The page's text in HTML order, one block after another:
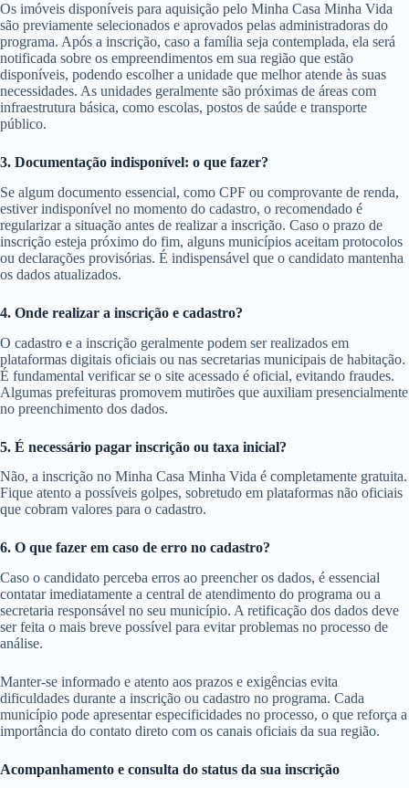
Os imóveis disponíveis para aquisição pelo Minha Casa Minha Vida
são previamente selecionados e aprovados pelas administradoras do
programa. Após a inscrição, caso a família seja contemplada, ela será
notificada sobre os empreendimentos em sua região que estão
disponíveis, podendo escolher a unidade que melhor atende às suas
necessidades. As unidades geralmente são próximas de áreas com
infraestrutura básica, como escolas, postos de saúde e transporte
público.
3. Documentação indisponível: o que fazer?
Se algum documento essencial, como CPF ou comprovante de renda,
estiver indisponível no momento do cadastro, o recomendado é
regularizar a situação antes de realizar a inscrição. Caso o prazo de
inscrição esteja próximo do fim, alguns municípios aceitam protocolos
ou declarações provisórias. É indispensável que o candidato mantenha
os dados atualizados.
4. Onde realizar a inscrição e cadastro?
O cadastro e a inscrição geralmente podem ser realizados em
plataformas digitais oficiais ou nas secretarias municipais de habitação.
É fundamental verificar se o site acessado é oficial, evitando fraudes.
Algumas prefeituras promovem mutirões que auxiliam presencialmente
no preenchimento dos dados.
5. É necessário pagar inscrição ou taxa inicial?
Não, a inscrição no Minha Casa Minha Vida é completamente gratuita.
Fique atento a possíveis golpes, sobretudo em plataformas não oficiais
que cobram valores para o cadastro.
6. O que fazer em caso de erro no cadastro?
Caso o candidato perceba erros ao preencher os dados, é essencial
contatar imediatamente a central de atendimento do programa ou a
secretaria responsável no seu município. A retificação dos dados deve
ser feita o mais breve possível para evitar problemas no processo de
análise.
Manter-se informado e atento aos prazos e exigências evita
dificuldades durante a inscrição ou cadastro no programa. Cada
município pode apresentar especificidades no processo, o que reforça a
importância do contato direto com os canais oficiais da sua região.
Acompanhamento e consulta do status da sua inscrição